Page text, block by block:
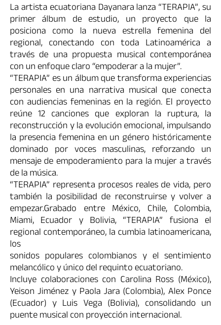
La artista ecuatoriana Dayanara lanza “TERAPIA”, su
primer álbum de estudio, un proyecto que la
posiciona como la nueva estrella femenina del
regional, conectando con toda Latinoamérica a
través de una propuesta musical contemporánea
con un enfoque claro “empoderar a la mujer”.
“TERAPIA” es un álbum que transforma experiencias
personales en una narrativa musical que conecta
con audiencias femeninas en la región. El proyecto
reúne 12 canciones que exploran la ruptura, la
reconstrucción y la evolución emocional, impulsando
la presencia femenina en un género históricamente
dominado por voces masculinas, reforzando un
mensaje de empoderamiento para la mujer a través
de la música.
“TERAPIA” representa procesos reales de vida, pero
también la posibilidad de reconstruirse y volver a
empezar.Grabado entre México, Chile, Colombia,
Miami, Ecuador y Bolivia, “TERAPIA” fusiona el
regional contemporáneo, la cumbia latinoamericana,
los
sonidos populares colombianos y el sentimiento
melancólico y único del requinto ecuatoriano.
Incluye colaboraciones con Carolina Ross (México),
Yeison Jiménez y Paola Jara (Colombia), Alex Ponce
(Ecuador) y Luis Vega (Bolivia), consolidando un
puente musical con proyección internacional.